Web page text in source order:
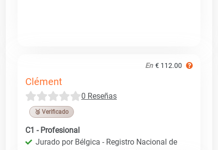
En € 112.00
Clément
0 Reseñas
🥉 Verificado
C1 - Profesional
Jurado por Bélgica - Registro Nacional de